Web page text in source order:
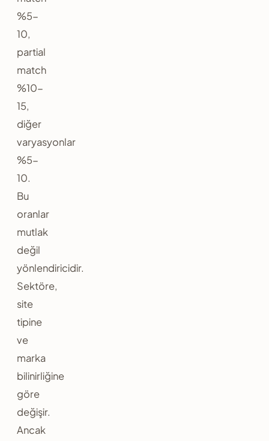
%5-
10,
partial
match
%10-
15,
diğer
varyasyonlar
%5-
10.
Bu
oranlar
mutlak
değil
yönlendiricidir.
Sektöre,
site
tipine
ve
marka
bilinirliğine
göre
değişir.
Ancak